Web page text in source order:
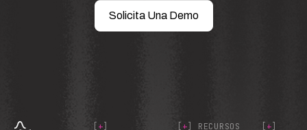
Solicita Una Demo
+ + ] RECURSOS +